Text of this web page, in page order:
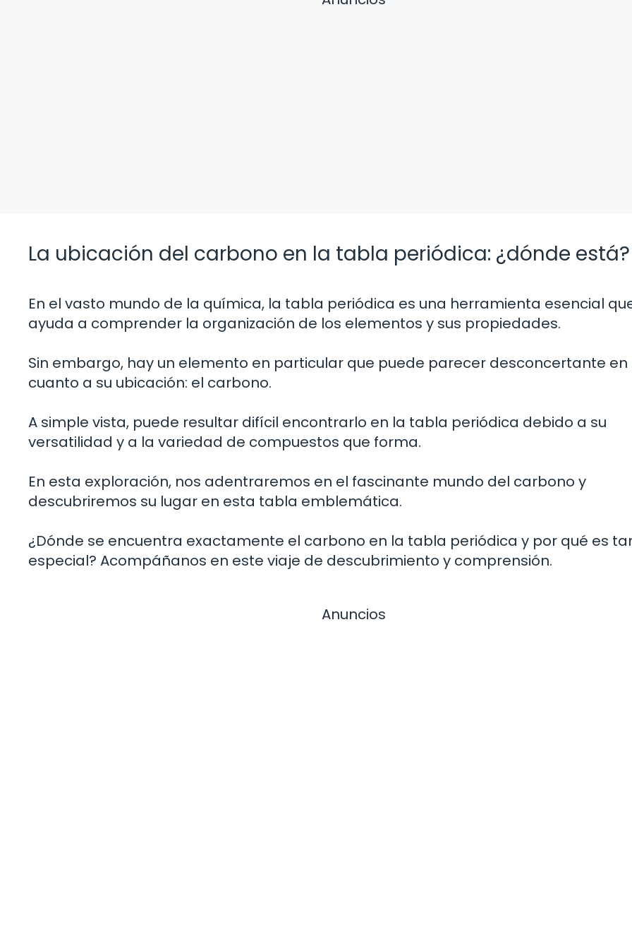
La ubicación del carbono en la tabla periódica: ¿dónde está?
En el vasto mundo de la química, la tabla periódica es una herramienta esencial
ayuda a comprender la organización de los elementos y sus propiedades.
Sin embargo, hay un elemento en particular que puede parecer desconcertante en
cuanto a su ubicación: el carbono.
A simple vista, puede resultar difícil encontrarlo en la tabla periódica debido a su
versatilidad y a la variedad de compuestos que forma.
En esta exploración, nos adentraremos en el fascinante mundo del carbono y
descubriremos su lugar en esta tabla emblemática.
¿Dónde se encuentra exactamente el carbono en la tabla periódica y por qué es
especial? Acompáñanos en este viaje de descubrimiento y comprensión.
Anuncios